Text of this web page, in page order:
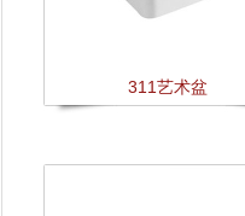
311艺术盆